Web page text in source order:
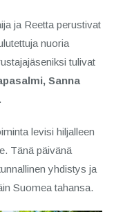
ja Reetta perustivat
nuoria
tulivat
Sanna
.
levisi hiljalleen
Tänä päivänä
yhdistys ja
Suomea tahansa.